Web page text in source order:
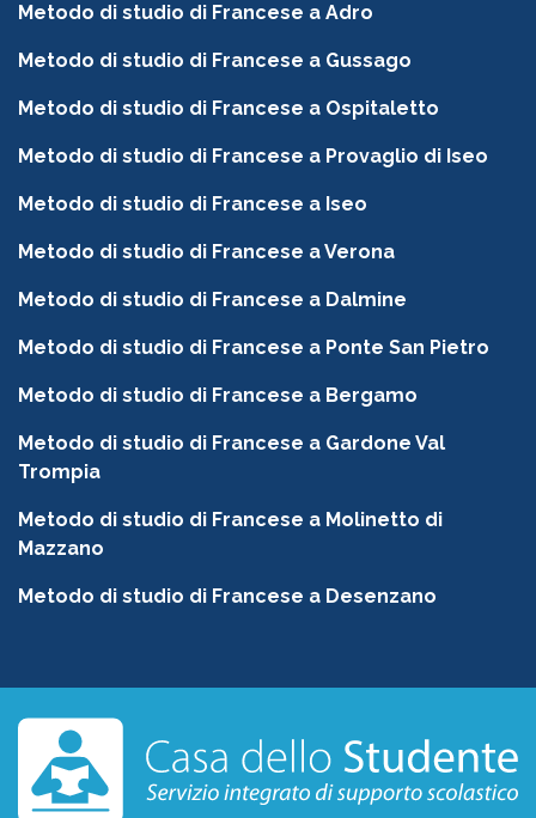
Metodo di studio di Francese a Adro
Metodo di studio di Francese a Gussago
Metodo di studio di Francese a Ospitaletto
Metodo di studio di Francese a Provaglio di Iseo
Metodo di studio di Francese a Iseo
Metodo di studio di Francese a Verona
Metodo di studio di Francese a Dalmine
Metodo di studio di Francese a Ponte San Pietro
Metodo di studio di Francese a Bergamo
Metodo di studio di Francese a Gardone Val
Trompia
Metodo di studio di Francese a Molinetto di
Mazzano
Metodo di studio di Francese a Desenzano